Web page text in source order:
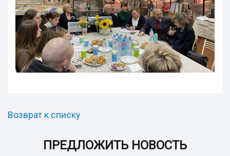
Возврат к списку
ПРЕДЛОЖИТЬ НОВОСТЬ